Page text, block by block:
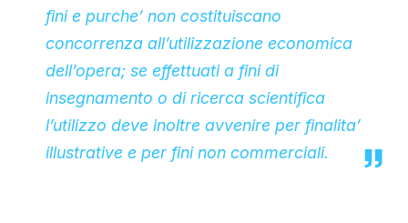
fini e purche’ non costituiscano
concorrenza all’utilizzazione economica
dell’opera; se effettuati a fini di
insegnamento o di ricerca scientifica
l’utilizzo deve inoltre avvenire per finalita’
illustrative e per fini non commerciali.